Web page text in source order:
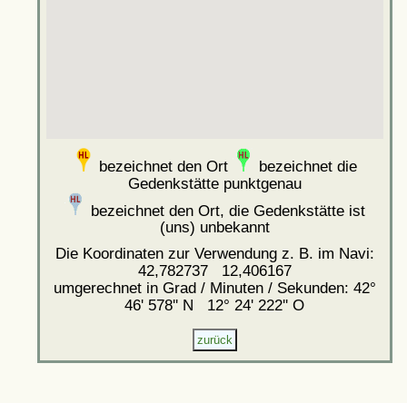
bezeichnet den Ort
bezeichnet die
Gedenkstätte punktgenau
bezeichnet den Ort, die Gedenkstätte ist
(uns) unbekannt
Die Koordinaten zur Verwendung z. B. im Navi:
42,782737 12,406167
umgerechnet in Grad / Minuten / Sekunden: 42°
46' 578'' N 12° 24' 222'' O